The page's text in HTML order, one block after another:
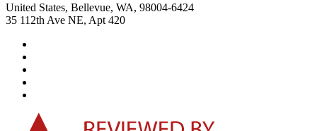
United States, Bellevue, WA, 98004-6424
35 112th Ave NE, Apt 420